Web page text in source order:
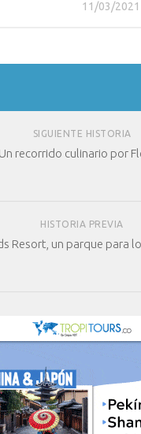
11/03/2021
SIGUIENTE HISTORIA
Un recorrido culinario por
HISTORIA PREVIA
Resort, un parque para